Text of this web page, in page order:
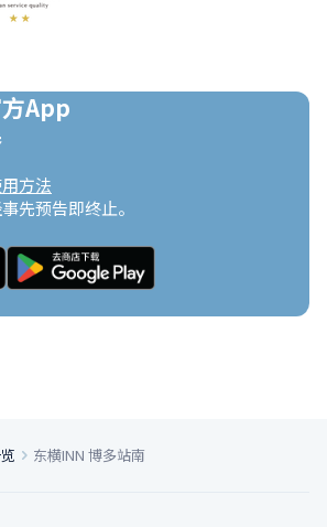
App
方法
先预告即终止。
东横INN 博多站南